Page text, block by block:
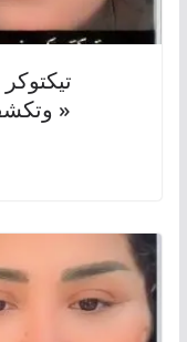
وتكشف أسرارها بعد لقائها بميكس »